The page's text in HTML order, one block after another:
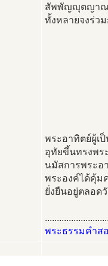
สัพพัญญุตญาณ
ทั้งหลายจงร่ว
พระอาทิตย์ผู้เ
อุทัยขึ้นทรงพร
นมัสการพระอ
พระองค์ได้คุ้ม
ยั่งยืนอยู่ตลอด
พระธรรมคำส